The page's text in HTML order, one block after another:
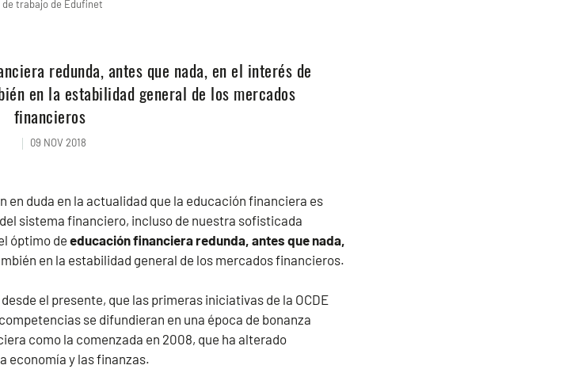
trabajo de Edufinet
redunda, antes que nada, en el interés de
en la estabilidad general de los mercados
financieros
09 NOV 2018
en duda en la actualidad que la educación financiera es
sistema financiero, incluso de nuestra sofisticada
óptimo de educación financiera redunda, antes que nada,
en la estabilidad general de los mercados financieros.
el presente, que las primeras iniciativas de la OCDE
se difundieran en una época de bonanza
como la comenzada en 2008, que ha alterado
economía y las finanzas.